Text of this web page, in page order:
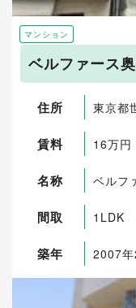
マンション
ベルファース
住所 東京都
賃料 16万円
名称 ベルフ
間取 1LDK
築年 2007年